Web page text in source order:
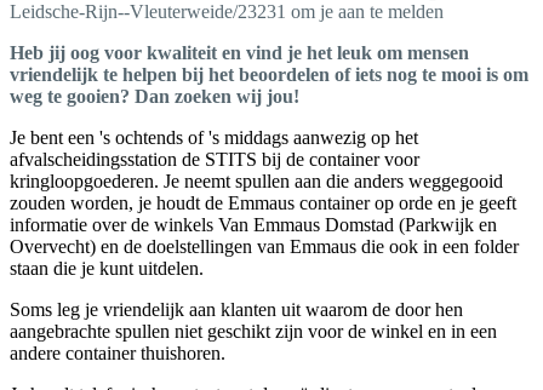
Leidsche-Rijn--Vleuterweide/23231 om je aan te melden
Heb jij oog voor kwaliteit en vind je het leuk om mensen
vriendelijk te helpen bij het beoordelen of iets nog te mooi is om
weg te gooien? Dan zoeken wij jou!
Je bent een 's ochtends of 's middags aanwezig op het
afvalscheidingsstation de STITS bij de container voor
kringloopgoederen. Je neemt spullen aan die anders weggegooid
zouden worden, je houdt de Emmaus container op orde en je geeft
informatie over de winkels Van Emmaus Domstad (Parkwijk en
Overvecht) en de doelstellingen van Emmaus die ook in een folder
staan die je kunt uitdelen.
Soms leg je vriendelijk aan klanten uit waarom de door hen
aangebrachte spullen niet geschikt zijn voor de winkel en in een
andere container thuishoren.